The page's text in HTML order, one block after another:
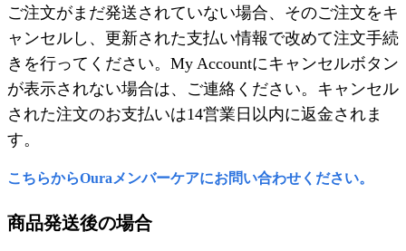
ご注文がまだ発送されていない場合、そのご注文をキ
ャンセルし、更新された支払い情報で改めて注文手続
きを行ってください。My Accountにキャンセルボタン
が表示されない場合は、ご連絡ください。キャンセル
された注文のお支払いは14営業日以内に返金されま
す。
こちらからOuraメンバーケアにお問い合わせください。
商品発送後の場合